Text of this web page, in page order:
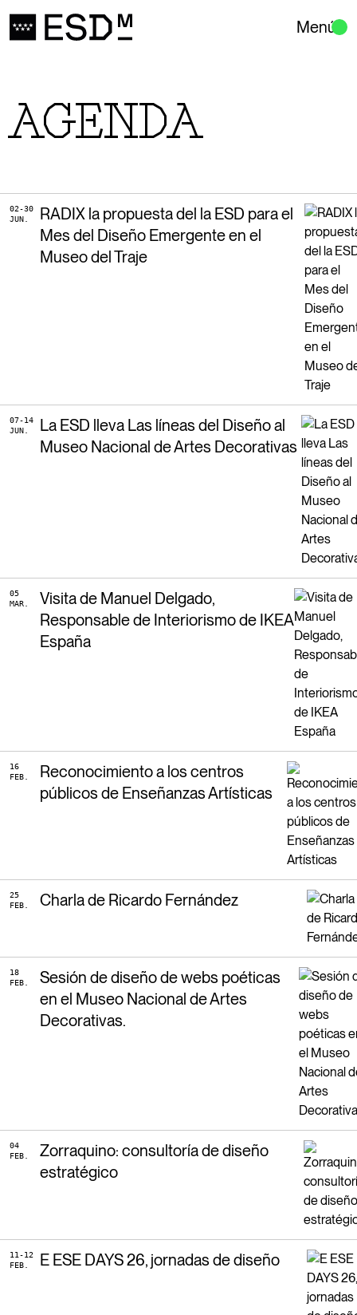
Menú
AGENDA
02-30
JUN.
RADIX la propuesta del la ESD para el
Mes del Diseño Emergente en el
Museo del Traje
07-14
JUN.
La ESD lleva Las líneas del Diseño al
Museo Nacional de Artes Decorativas
05
MAR.
Visita de Manuel Delgado,
Responsable de Interiorismo de IKEA
España
16
FEB.
Reconocimiento a los centros
públicos de Enseñanzas Artísticas
25
FEB.
Charla de Ricardo Fernández
18
FEB.
Sesión de diseño de webs poéticas
en el Museo Nacional de Artes
Decorativas.
04
FEB.
Zorraquino: consultoría de diseño
estratégico
11-12
FEB.
E ESE DAYS 26, jornadas de diseño